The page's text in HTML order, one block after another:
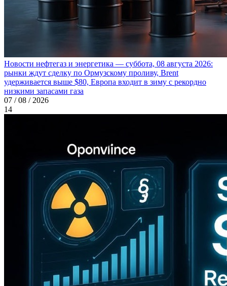
Новости нефтегаз и энергетика — суббота, 08 августа 2026:
рынки ждут сделку по Ормузскому проливу, Brent
удерживается выше $80, Европа входит в зиму с рекордно
низкими запасами газа
07 / 08 / 2026
14